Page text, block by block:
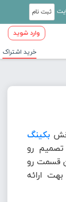
ثبت نام
وارد شوید
خرید اشتراک
بکینگ
رو
قسمت رو
ارائه